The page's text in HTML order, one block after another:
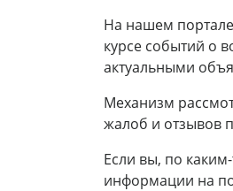
На нашем
курсе событий о
актуальными
Механизм
жалоб и отзывов
Если вы, по
информации на